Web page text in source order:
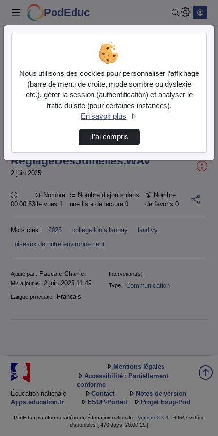
PodEduc
RéglageDesJumelles.WAV
Durée
00:53:648
100.00%
RéglageDesJumelles.WAV
2 juin 2025
Durée :
00:00:53
Nombre
de vues 1
Nombre d’ajouts dans
une liste de lecture0
Nombre
de favoris 0
Mots clés : 2025 college louis launay
landivy
oiseaux de notre environnement
Informations
Ajouté par : Pascale Charrier
Intervenant(s) :
Mis à jour le : 2 juin 2025 11:49 Type : Communication
Langue principale : Français
Éducation nationale
Apps.education.fr
Mentions légales
Accessibilité : Partiellement
conforme
Contact
Notes de version
ESUP-Portail
Projet Esup-Pod
PodEduc plateforme vidéos de Éducation nationale - Version 3.8.4- 69547 vidéos
disponibles [ 470 days, 20:00:29 ]
Nous utilisons des cookies pour personnaliser l’affichage
(barre de menu de droite, mode sombre ou dyslexie
etc.), gérer la session (authentification) et analyser le
trafic du site (pour certaines instances).
En savoir plus
J’ai compris